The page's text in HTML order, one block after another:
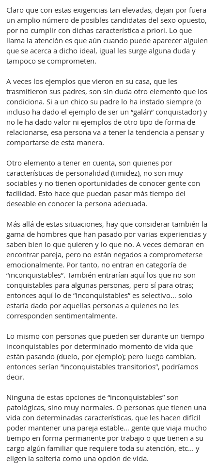
Claro que con estas exigencias tan elevadas, dejan por fuera
un amplio número de posibles candidatas del sexo opuesto,
por no cumplir con dichas característica a priori. Lo que
llama la atención es que aún cuando puede aparecer alguien
que se acerca a dicho ideal, igual les surge alguna duda y
tampoco se comprometen.
A veces los ejemplos que vieron en su casa, que les
trasmitieron sus padres, son sin duda otro elemento que los
condiciona. Si a un chico su padre lo ha instado siempre (o
incluso ha dado el ejemplo de ser un “galán” conquistador) y
no le ha dado valor ni ejemplos de otro tipo de forma de
relacionarse, esa persona va a tener la tendencia a pensar y
comportarse de esta manera.
Otro elemento a tener en cuenta, son quienes por
características de personalidad (timidez), no son muy
sociables y no tienen oportunidades de conocer gente con
facilidad. Esto hace que puedan pasar más tiempo del
deseable en conocer la persona adecuada.
Más allá de estas situaciones, hay que considerar también la
gama de hombres que han pasado por varias experiencias y
saben bien lo que quieren y lo que no. A veces demoran en
encontrar pareja, pero no están negados a comprometerse
emocionalmente. Por tanto, no entran en categoría de
“inconquistables”. También entrarían aquí los que no son
conquistables para algunas personas, pero sí para otras;
entonces aquí lo de “inconquistables” es selectivo… solo
estaría dado por aquellas personas a quienes no les
corresponden sentimentalmente.
Lo mismo con personas que pueden ser durante un tiempo
inconquistables por determinado momento de vida que
están pasando (duelo, por ejemplo); pero luego cambian,
entonces serían “inconquistables transitorios”, podríamos
decir.
Ninguna de estas opciones de “inconquistables” son
patológicas, sino muy normales. O personas que tienen una
vida con determinadas características, que les hacen difícil
poder mantener una pareja estable… gente que viaja mucho
tiempo en forma permanente por trabajo o que tienen a su
cargo algún familiar que requiere toda su atención, etc... y
eligen la soltería como una opción de vida.